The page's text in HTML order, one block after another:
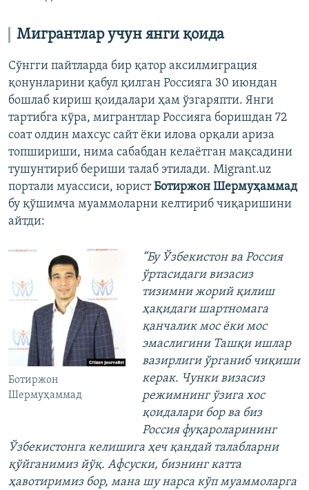
Мигрантлар учун янги қоида
Сўнгги пайтларда бир қатор аксилмиграция
қонунларини қабул қилган Россияга 30 июндан
бошлаб кириш қоидалари ҳам ўзгаряпти. Янги
тартибга кўра, мигрантлар Россияга боришдан 72
соат олдин махсус сайт ёки илова орқали ариза
топшириши, нима сабабдан келаётган мақсадини
тушунтириб бериши талаб этилади. Migrant.uz
портали муассиси, юристБотиржон Шермуҳаммад
бу қўшимча муаммоларни келтириб чиқаришини
айтди:
Ботиржон
Шермуҳаммад
“Бу Ўзбекистон ва Россия
ўртасидаги визасиз
тизимни жорий қилиш
ҳақидаги шартномага
қанчалик мос ёки мос
эмаслигини Ташқи ишлар
вазирлиги ўрганиб чиқиши
керак. Чунки визасиз
режимнинг ўзига хос
қоидалари бор ва биз
Россия фуқароларининг
Ўзбекистонга келишига ҳеч қандай талабларни
қўйганимиз йўқ. Афсуски, бизнинг катта
ҳавотиримиз бор, мана шу нарса кўп муаммоларга